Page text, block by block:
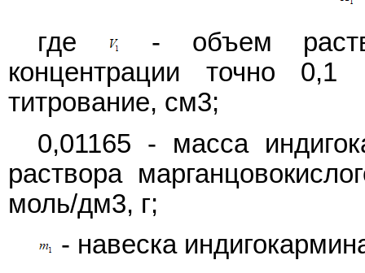
где
- объем
концентрации точно 0,1
титрование, см3;
0,01165 - масса
раствора
моль/дм3, г;
- навеска